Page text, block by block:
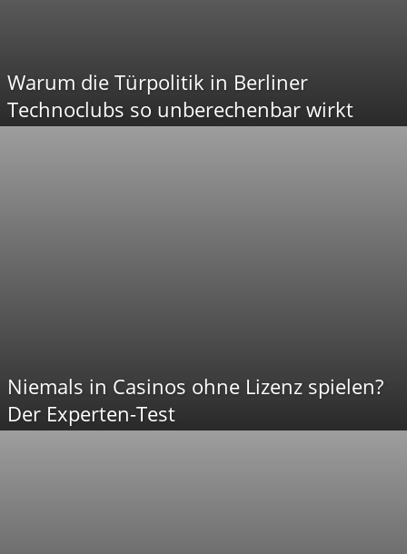
Warum die Türpolitik in Berliner
Technoclubs so unberechenbar wirkt
Niemals in Casinos ohne Lizenz spielen?
Der Experten-Test